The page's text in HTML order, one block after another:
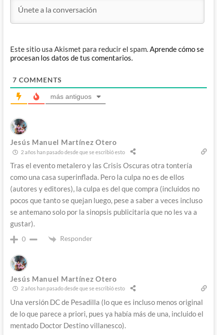
Este sitio usa Akismet para reducir el spam.Aprende cómo se
procesan los datos de tus comentarios.
7 COMMENTS
más antiguos
Jesús Manuel Martínez Otero
2 años han pasado desde que se escribió esto
Tras el evento metalero y las Crisis Oscuras otra tontería
como una casa superinflada. Pero la culpa no es de ellos
(autores y editores), la culpa es del que compra (incluidos no
pocos que tanto se quejan luego, pese a saber a veces incluso
se antemano solo por la sinopsis publicitaria que no les va a
gustar).
0 Responder
Jesús Manuel Martínez Otero
2 años han pasado desde que se escribió esto
Una versión DC de Pesadilla (lo que es incluso menos original
de lo que parece a priori, pues ya había más de una, incluido el
mentado Doctor Destino villanesco).